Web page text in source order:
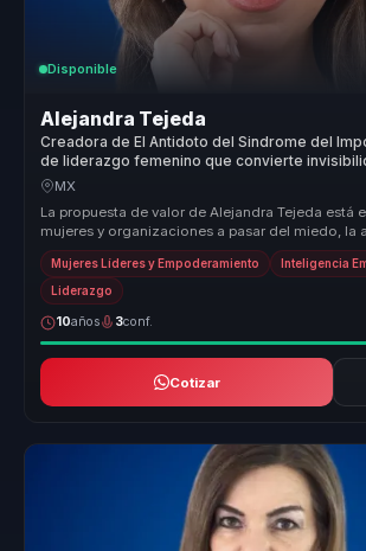
Disponible
Alejandra Tejeda
Creadora de El Antidoto del Sindrome del
de liderazgo femenino que convierte
en autoridad para mujeres lideres.
MX
La propuesta de valor de Alejandra Tejeda está
mujeres y organizaciones a pasar del miedo, la
auto sabotaje a ...
Mujeres Líderes y Empoderamiento Inteligencia
Liderazgo
10años 3conf.
Cotizar